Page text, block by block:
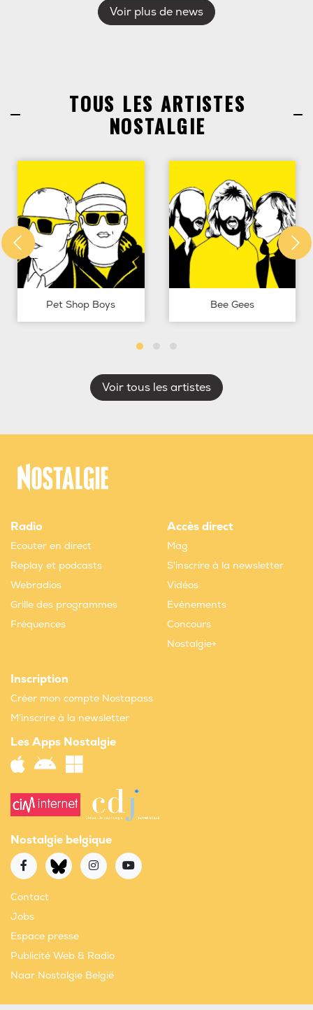
Voir plus de news
TOUS LES ARTISTES
NOSTALGIE
Pet Shop Boys Bee Gees
Voir tous les artistes
Radio
Ecouter en direct
Replay et podcasts
Webradios
Grille des programmes
Fréquences
Accès direct
Mag
S'inscrire à la newsletter
Vidéos
Evènements
Concours
Nostalgie+
Inscription
Créer mon compte Nostapass
M'inscrire à la newsletter
Les Apps Nostalgie
Nostalgie belgique
Contact
Jobs
Espace presse
Publicité Web & Radio
Naar Nostalgie België